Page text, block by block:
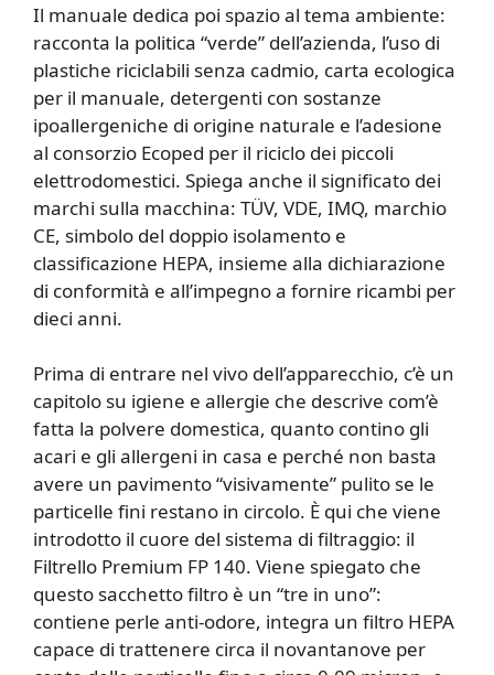
Il manuale dedica poi spazio al tema ambiente:
racconta la politica “verde” dell’azienda, l’uso di
plastiche riciclabili senza cadmio, carta ecologica
per il manuale, detergenti con sostanze
ipoallergeniche di origine naturale e l’adesione
al consorzio Ecoped per il riciclo dei piccoli
elettrodomestici. Spiega anche il significato dei
marchi sulla macchina: TÜV, VDE, IMQ, marchio
CE, simbolo del doppio isolamento e
classificazione HEPA, insieme alla dichiarazione
di conformità e all’impegno a fornire ricambi per
dieci anni.
Prima di entrare nel vivo dell’apparecchio, c’è un
capitolo su igiene e allergie che descrive com’è
fatta la polvere domestica, quanto contino gli
acari e gli allergeni in casa e perché non basta
avere un pavimento “visivamente” pulito se le
particelle fini restano in circolo. È qui che viene
introdotto il cuore del sistema di filtraggio: il
Filtrello Premium FP 140. Viene spiegato che
questo sacchetto filtro è un “tre in uno”:
contiene perle anti-odore, integra un filtro HEPA
capace di trattenere circa il novantanove per